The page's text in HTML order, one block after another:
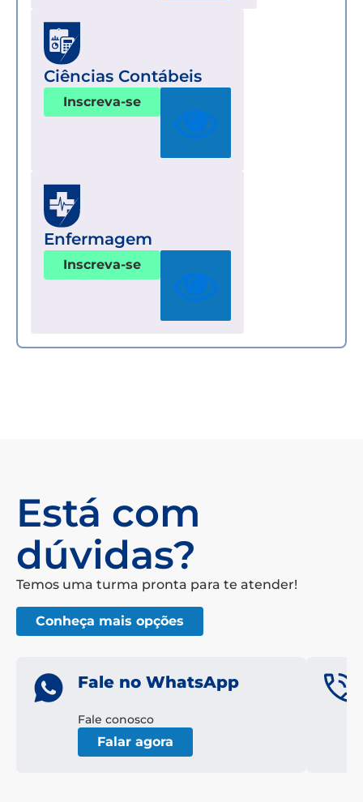
Ciências Contábeis
Inscreva-se
Enfermagem
Inscreva-se
Está com
dúvidas?
Temos uma turma pronta para te atender!
Conheça mais opções
Fale no WhatsApp
Fale conosco
Falar agora